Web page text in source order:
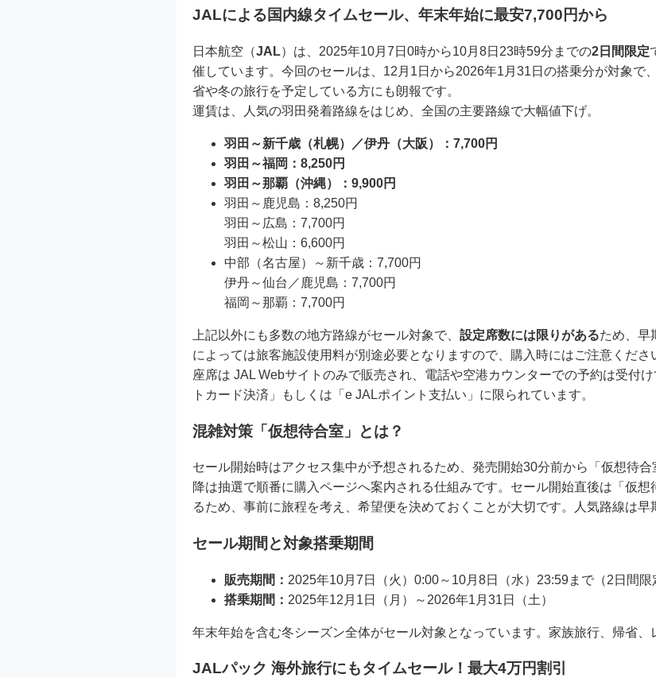
JALによる国内線タイムセール、年末年始に最安7,700円から
日本航空（JAL）は、2025年10月7日0時から10月8日23時59分までの2日間限定
催しています。今回のセールは、12月1日から2026年1月31日の搭乗分が対象で、
省や冬の旅行を予定している方にも朗報です。
運賃は、人気の羽田発着路線をはじめ、全国の主要路線で大幅値下げ。
羽田～新千歳（札幌）／伊丹（大阪）：7,700円
羽田～福岡：8,250円
羽田～那覇（沖縄）：9,900円
羽田～鹿児島：8,250円
羽田～広島：7,700円
羽田～松山：6,600円
中部（名古屋）～新千歳：7,700円
伊丹～仙台／鹿児島：7,700円
福岡～那覇：7,700円
上記以外にも多数の地方路線がセール対象で、 設定席数には限りがあるため、早
によっては旅客施設使用料が別途必要となりますので、購入時にはご注意くださ
座席は JAL Webサイトのみで販売され、電話や空港カウンターでの予約は受付
トカード決済」もしくは「e JALポイント支払い」に限られています。
混雑対策「仮想待合室」とは？
セール開始時はアクセス集中が予想されるため、発売開始30分前から「仮想待
降は抽選で順番に購入ページへ案内される仕組みです。セール開始直後は「仮
るため、事前に旅程を考え、希望便を決めておくことが大切です。人気路線は早
セール期間と対象搭乗期間
販売期間： 2025年10月7日（火）0:00～10月8日（水）23:59まで（2日間限
搭乗期間： 2025年12月1日（月）～2026年1月31日（土）
年末年始を含む冬シーズン全体がセール対象となっています。家族旅行、帰省、
JALパック 海外旅行にもタイムセール！最大4万円割引